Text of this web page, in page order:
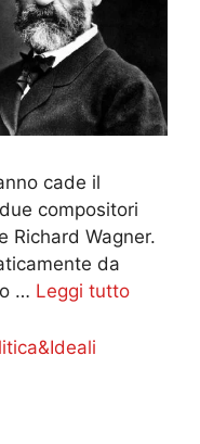
cade il
compositori
Richard Wagner.
da
… Leggi tutto